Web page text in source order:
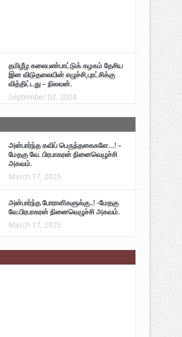
தமிழீழ கலைபண்பாட்டுக் கழகம் தேசிய
இன விடுதலையின் எழுச்சி,புரட்சிக்கு
வித்திட்டது – நிலவன்.
September 02, 2024
அன்பார்ந்த கவிப் பெருந்தகைகளே…! –
மேதகு வே. பிரபாகரன் நினைவெழுச்சி
அகவம்.
March 17, 2025
அன்பார்ந்த போராளிகளுக்கு..! -மேதகு
வே.பிரபாகரன் நினைவெழுச்சி அகவம்.
March 17, 2025